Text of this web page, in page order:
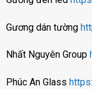
Gương dán tường
Nhất Nguyên Group
Phúc An Glass